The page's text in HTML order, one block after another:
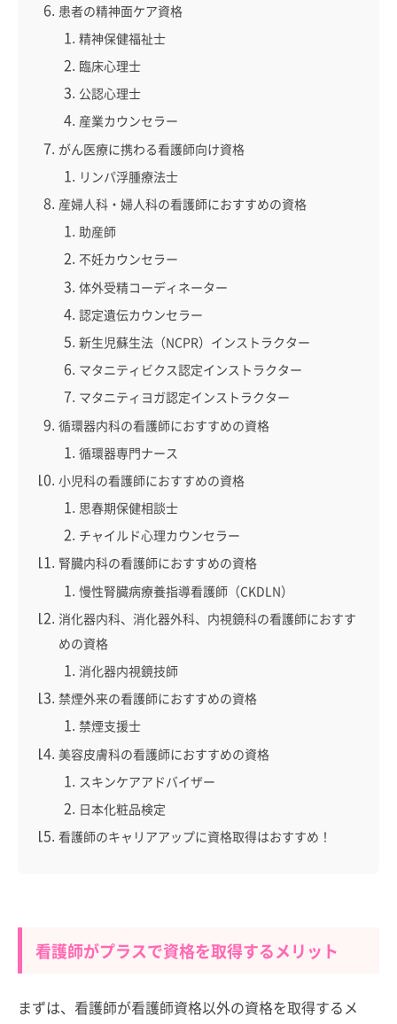
患者の精神面ケア資格
精神保健福祉士
臨床心理士
公認心理士
産業カウンセラー
がん医療に携わる看護師向け資格
リンパ浮腫療法士
産婦人科・婦人科の看護師におすすめの資格
助産師
不妊カウンセラー
体外受精コーディネーター
認定遺伝カウンセラー
新生児蘇生法（NCPR）インストラクター
マタニティビクス認定インストラクター
マタニティヨガ認定インストラクター
循環器内科の看護師におすすめの資格
循環器専門ナース
小児科の看護師におすすめの資格
思春期保健相談士
チャイルド心理カウンセラー
腎臓内科の看護師におすすめの資格
慢性腎臓病療養指導看護師（CKDLN）
消化器内科、消化器外科、内視鏡科の看護師におすす
めの資格
消化器内視鏡技師
禁煙外来の看護師におすすめの資格
禁煙支援士
美容皮膚科の看護師におすすめの資格
スキンケアアドバイザー
日本化粧品検定
看護師のキャリアアップに資格取得はおすすめ！
看護師がプラスで資格を取得するメリット
まずは、看護師が看護師資格以外の資格を取得するメ